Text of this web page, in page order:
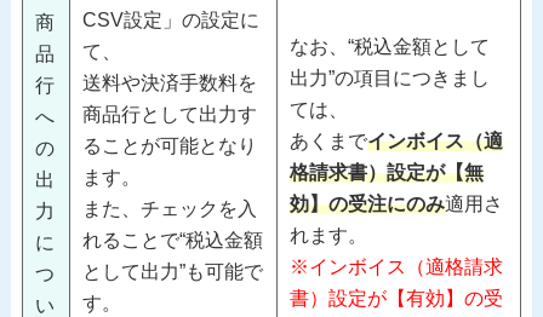
商
品
行
へ
の
出
力
に
つ
い
CSV設定」の設定に
て、
送料や決済手数料を
商品行として出力す
ることが可能となり
ます。
また、チェックを入
れることで“税込金額
として出力”も可能で
す。
なお、“税込金額として
出力”の項目につきまし
ては、
あくまでインボイス（適
格請求書）設定が【無
効】の受注にのみ適用さ
れます。
※インボイス（適格請求
書）設定が【有効】の受